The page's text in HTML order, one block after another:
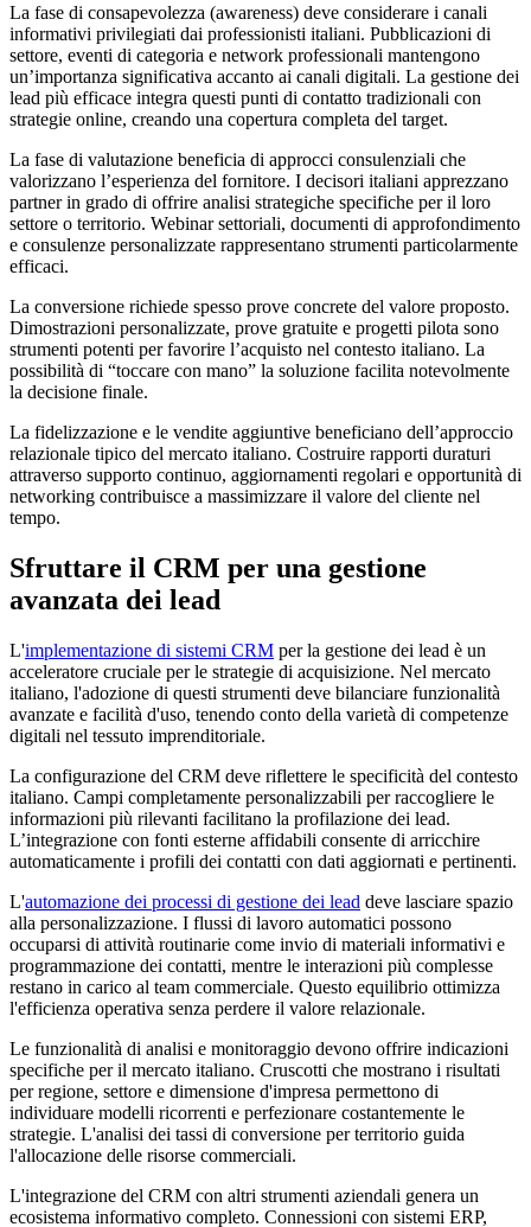
La fase di consapevolezza (awareness) deve considerare i canali
informativi privilegiati dai professionisti italiani. Pubblicazioni di
settore, eventi di categoria e network professionali mantengono
un’importanza significativa accanto ai canali digitali. La gestione dei
lead più efficace integra questi punti di contatto tradizionali con
strategie online, creando una copertura completa del target.
La fase di valutazione beneficia di approcci consulenziali che
valorizzano l’esperienza del fornitore. I decisori italiani apprezzano
partner in grado di offrire analisi strategiche specifiche per il loro
settore o territorio. Webinar settoriali, documenti di approfondimento
e consulenze personalizzate rappresentano strumenti particolarmente
efficaci.
La conversione richiede spesso prove concrete del valore proposto.
Dimostrazioni personalizzate, prove gratuite e progetti pilota sono
strumenti potenti per favorire l’acquisto nel contesto italiano. La
possibilità di “toccare con mano” la soluzione facilita notevolmente
la decisione finale.
La fidelizzazione e le vendite aggiuntive beneficiano dell’approccio
relazionale tipico del mercato italiano. Costruire rapporti duraturi
attraverso supporto continuo, aggiornamenti regolari e opportunità di
networking contribuisce a massimizzare il valore del cliente nel
tempo.
Sfruttare il CRM per una gestione
avanzata dei lead
L'implementazione di sistemi CRM per la gestione dei lead è un
acceleratore cruciale per le strategie di acquisizione. Nel mercato
italiano, l'adozione di questi strumenti deve bilanciare funzionalità
avanzate e facilità d'uso, tenendo conto della varietà di competenze
digitali nel tessuto imprenditoriale.
La configurazione del CRM deve riflettere le specificità del contesto
italiano. Campi completamente personalizzabili per raccogliere le
informazioni più rilevanti facilitano la profilazione dei lead.
L’integrazione con fonti esterne affidabili consente di arricchire
automaticamente i profili dei contatti con dati aggiornati e pertinenti.
L'automazione dei processi di gestione dei lead deve lasciare spazio
alla personalizzazione. I flussi di lavoro automatici possono
occuparsi di attività routinarie come invio di materiali informativi e
programmazione dei contatti, mentre le interazioni più complesse
restano in carico al team commerciale. Questo equilibrio ottimizza
l'efficienza operativa senza perdere il valore relazionale.
Le funzionalità di analisi e monitoraggio devono offrire indicazioni
specifiche per il mercato italiano. Cruscotti che mostrano i risultati
per regione, settore e dimensione d'impresa permettono di
individuare modelli ricorrenti e perfezionare costantemente le
strategie. L'analisi dei tassi di conversione per territorio guida
l'allocazione delle risorse commerciali.
L'integrazione del CRM con altri strumenti aziendali genera un
ecosistema informativo completo. Connessioni con sistemi ERP,